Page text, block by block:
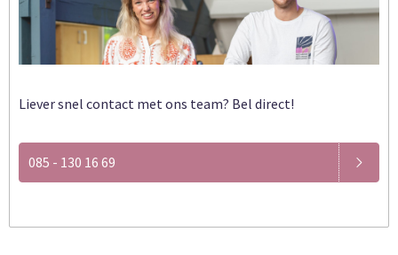
Liever snel contact met ons team? Bel direct!
085 - 130 16 69